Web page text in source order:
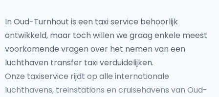
In Oud-Turnhout is een taxi service behoorlijk
ontwikkeld, maar toch willen we graag enkele meest
voorkomende vragen over het nemen van een
luchthaven transfer taxi verduidelijken.
Onze taxiservice rijdt op alle internationale
luchthavens, treinstations en cruisehavens van Oud-